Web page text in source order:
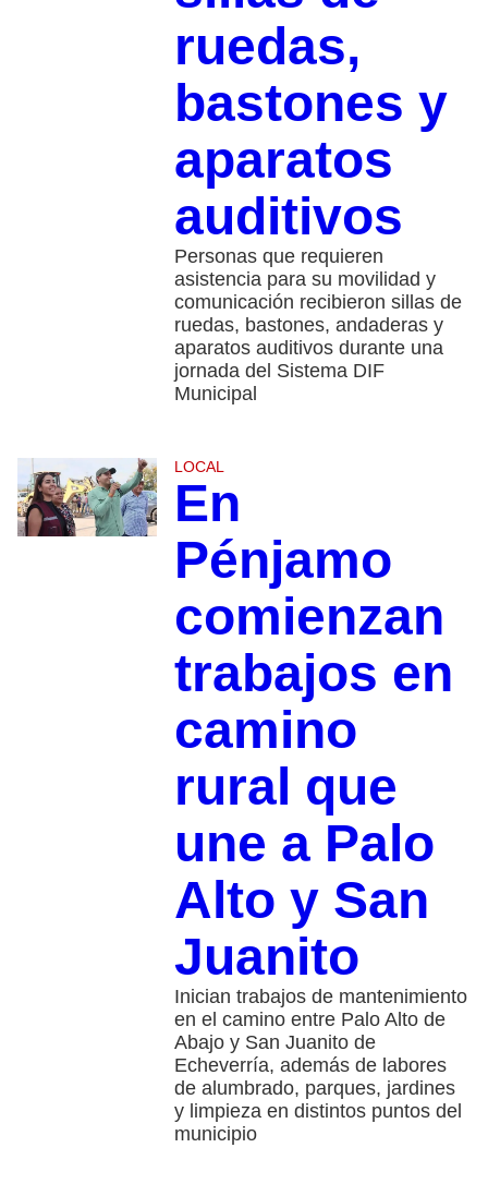
ruedas,
bastones y
aparatos
auditivos
Personas que requieren
asistencia para su movilidad y
comunicación recibieron sillas de
ruedas, bastones, andaderas y
aparatos auditivos durante una
jornada del Sistema DIF
Municipal
LOCAL
En
Pénjamo
comienzan
trabajos en
camino
rural que
une a Palo
Alto y San
Juanito
Inician trabajos de mantenimiento
en el camino entre Palo Alto de
Abajo y San Juanito de
Echeverría, además de labores
de alumbrado, parques, jardines
y limpieza en distintos puntos del
municipio